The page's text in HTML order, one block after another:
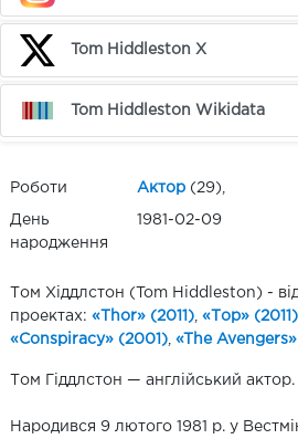
Tom Hiddleston X
Tom Hiddleston Wikidata
Роботи Актор (29),
День
народження
1981-02-09
Том Хіддлстон (Tom Hiddleston) -
проектах: «Thor» (2011) «Тор» (2011)
«Conspiracy» (2001) «The
Том Гіддлстон — англійський актор.
Народився 9 лютого 1981 р. у